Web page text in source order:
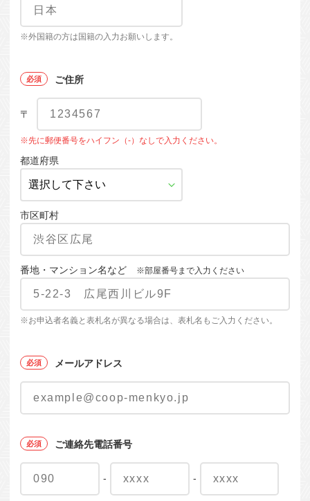
※外国籍の方は国籍の入力お願いします。
ご住所
〒
※先に郵便番号をハイフン（-）なしで入力ください。
都道府県
市区町村
番地・マンション名など ※部屋番号まで入力ください
※お申込者名義と表札名が異なる場合は、表札名もご入力ください。
メールアドレス
ご連絡先電話番号
- -